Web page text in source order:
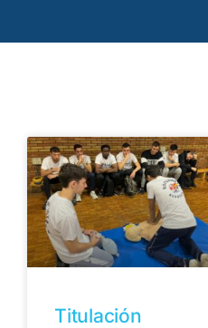
Titulación